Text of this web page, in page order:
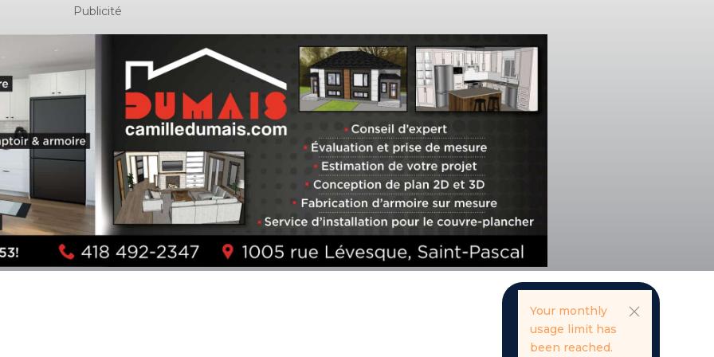
Publicité
Your monthly
usage limit has
been reached.